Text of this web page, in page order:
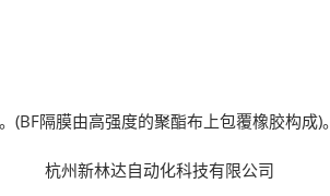
隔膜由高强度的聚酯布上包覆橡胶构成)。
杭州新林达自动化科技有限公司